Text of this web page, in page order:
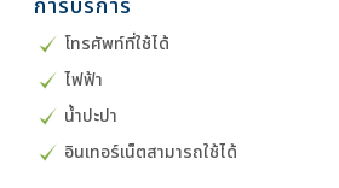
โทรศัพท์ที่ใช้ได้
ไฟฟ้า
น้ำปะปา
อินเทอร์เน็ตสามารถใช้ได้